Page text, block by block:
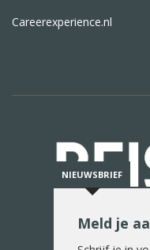
Careerexperience.nl
De
NIEUWSBRIEF
Meld je